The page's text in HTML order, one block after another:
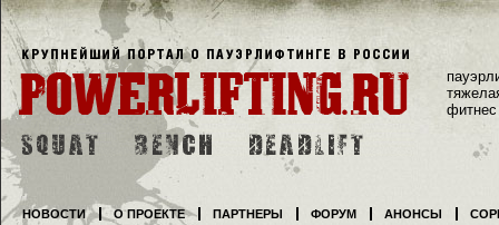
фитнес
НОВОСТИ О ПРОЕКТЕ ПАРТНЕРЫ ФОРУМ АНОНСЫ